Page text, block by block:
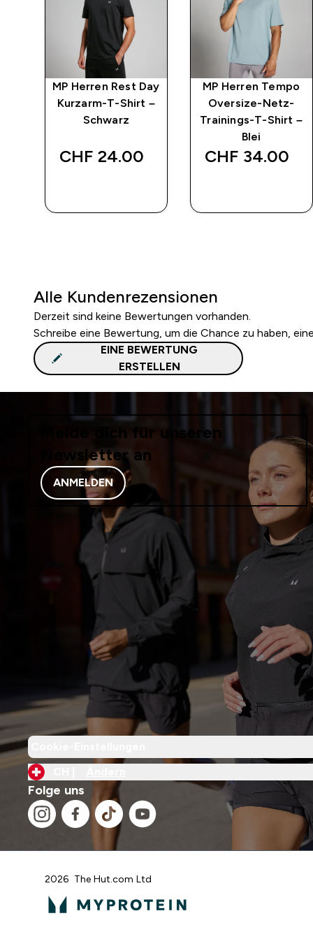
MP Herren Rest Day
Kurzarm-T-Shirt –
Schwarz
CHF 24.00‎
MP Herren Tempo
Oversize-Netz-
Trainings-T-Shirt –
Blei
CHF 34.00‎
Alle Kundenrezensionen
Derzeit sind keine Bewertungen vorhanden.
Schreibe eine Bewertung, um die Chance zu haben,
EINE BEWERTUNG
ERSTELLEN
Melde dich für unseren
Newsletter an
ANMELDEN
Folge uns
2026 The Hut.com Ltd